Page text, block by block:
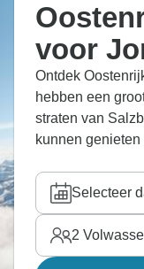
voor
Ontdek
hebben een
straten van
kunnen
Selecteer
2